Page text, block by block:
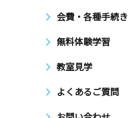
会費・各種手続き
無料体験学習
教室見学
よくあるご質問